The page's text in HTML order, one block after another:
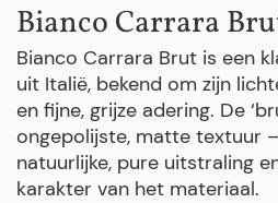
Bianco Carrara
Bianco Carrara Brut is een
uit Italië, bekend om zijn
en fijne, grijze adering. De
ongepolijste, matte textuur
natuurlijke, pure uitstraling
karakter van het materiaal.